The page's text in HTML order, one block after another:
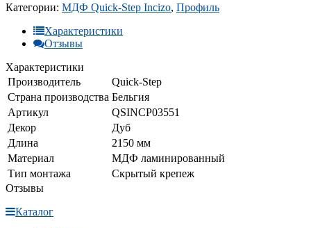
Категории: МДФ Quick-Step Incizo, Профиль
Характеристики
Отзывы
Характеристики
Производитель
Quick-Step
Страна производства Бельгия
Артикул
QSINCP03551
Декор
Дуб
Длина
2150 мм
Материал
МДФ ламинированный
Тип монтажа
Скрытый крепеж
Отзывы
Каталог